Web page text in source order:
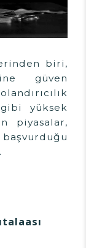
biri,
güven
yüksek
piyasalar,